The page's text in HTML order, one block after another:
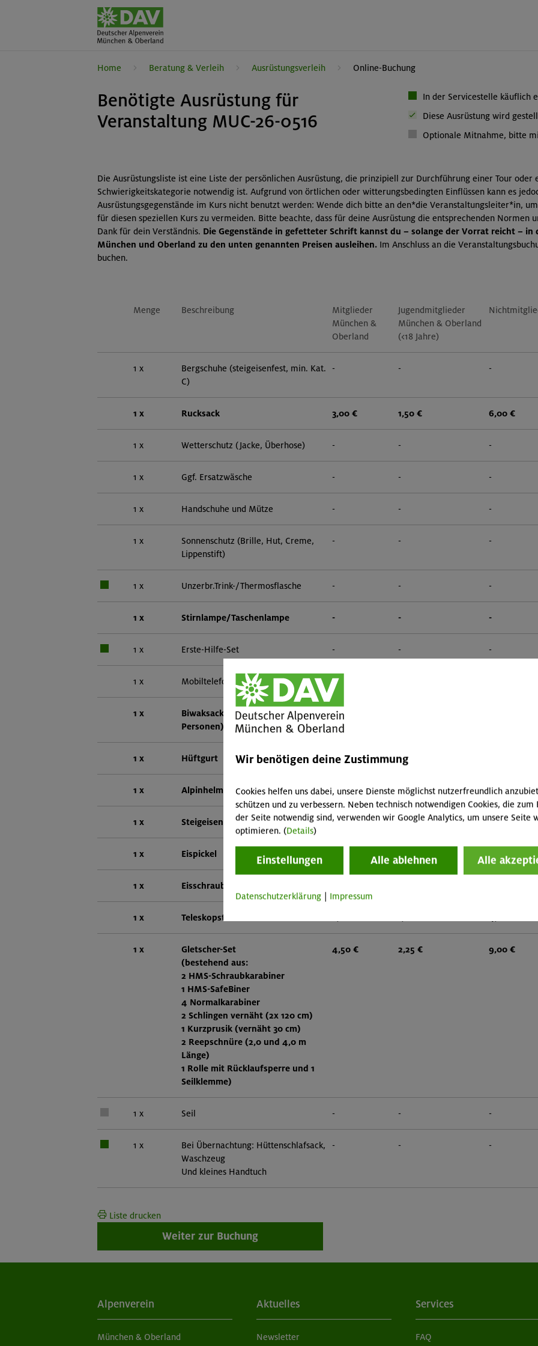
Home Beratung & Verleih Ausrüstungsverleih Online-Buchung
Benötigte Ausrüstung für
Veranstaltung MUC-26-0516
In der Servicestelle käuflich
Diese Ausrüstung wird
Optionale Mitnahme, bitte
Die Ausrüstungsliste ist eine Liste der persönlichen Ausrüstung, die prinzipiell zur Durchführung einer Tour oder
Schwierigkeitskategorie notwendig ist. Aufgrund von örtlichen oder witterungsbedingten Einflüssen kann es
Ausrüstungsgegenstände im Kurs nicht benutzt werden: Wende dich bitte an den*die Veranstaltungsleiter*in,
für diesen speziellen Kurs zu vermeiden. Bitte beachte, dass für deine Ausrüstung die entsprechenden Normen
Dank für dein Verständnis. Die Gegenstände in gefetteter Schrift kannst du – solange der Vorrat reicht – in
München und Oberland zu den unten genannten Preisen ausleihen. Im Anschluss an die
buchen.
Menge Beschreibung
Mitglieder
München &
Oberland
Jugendmitglieder
München & Oberland
(<18 Jahre)
1 x
Bergschuhe (steigeisenfest, min. Kat.
C)
- - -
1 x Rucksack 3,00 € 1,50 € 6,00 €
1 x Wetterschutz (Jacke, Überhose) - - -
1 x Ggf. Ersatzwäsche - - -
1 x Handschuhe und Mütze - - -
1 x
Sonnenschutz (Brille, Hut, Creme,
Lippenstift)
- - -
1 x Unzerbr.Trink-/Thermosflasche - - -
1 x Stirnlampe/Taschenlampe - - -
1 x Erste-Hilfe-Set - - -
1 x Mobiltelefon -
1 x
Biwaksack (einer pro zwei
Personen)
1,50 €
1 x Hüftgurt 2,50 € 1,25 €
1 x Alpinhelm 2,50 € 1,25 € 5,00 €
1 x Steigeisen mit Frontalzacken 4,00 € 2,00 € 8,00 €
1 x Eispickel 1,25 € 5,00 €
1 x Eisschraube
1 x Teleskopstöcke
1 x
Gletscher-Set
(bestehend aus:
2 HMS-Schraubkarabiner
1 HMS-SafeBiner
4 Normalkarabiner
2 Schlingen vernäht (2x 120 cm)
1 Kurzprusik (vernäht 30 cm)
2 Reepschnüre (2,0 und 4,0 m
Länge)
1 Rolle mit Rücklaufsperre und 1
Seilklemme)
4,50 € 2,25 € 9,00 €
1 x Seil - - -
1 x
Bei Übernachtung: Hüttenschlafsack,
Waschzeug
Und kleines Handtuch
- - -
Liste drucken
Weiter zur Buchung
Alpenverein
München & Oberland
Aktuelles
Newsletter
Services
FAQ
Wir benötigen deine Zustimmung
Cookies helfen uns dabei, unsere Dienste möglichst nutzerfreundlich
schützen und zu verbessern. Neben technisch notwendigen Cookies, die zum
der Seite notwendig sind, verwenden wir Google Analytics, um unsere Seite
optimieren. (Details)
Einstellungen Alle ablehnen Alle
Datenschutzerklärung Impressum